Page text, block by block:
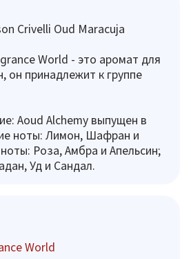
Crivelli Oud Maracuja
World - это аромат для
он принадлежит к группе
Aoud Alchemy выпущен в
ноты: Лимон, Шафран и
Роза, Амбра и Апельсин;
Уд и Сандал.
World